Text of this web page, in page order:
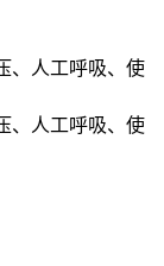
、人工呼吸、使
、人工呼吸、使